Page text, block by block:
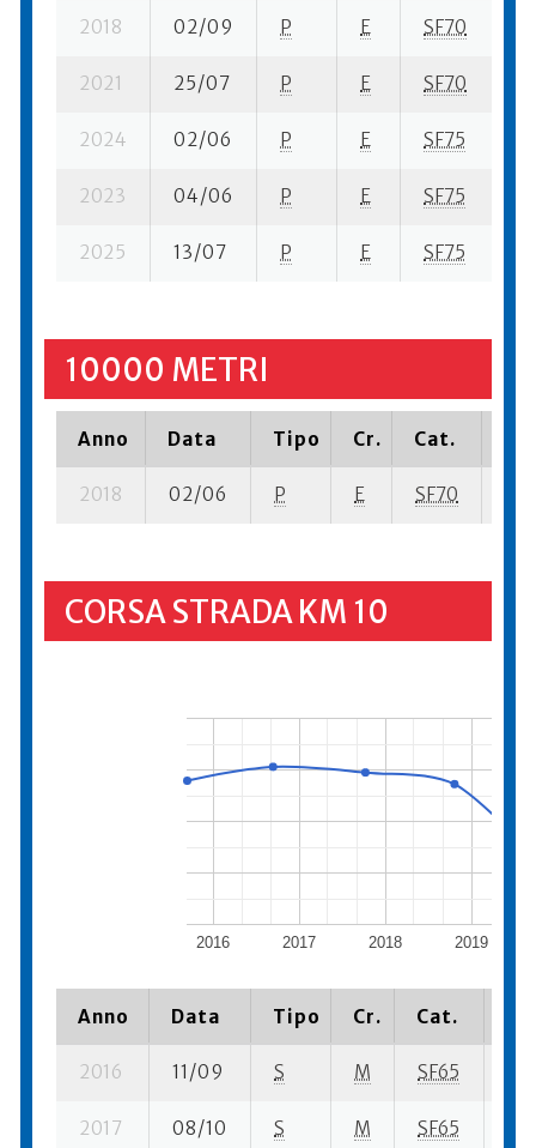
2018 02/09 P E SF70
2021 25/07 P E SF70
2024 02/06 P E SF75
2023 04/06 P E SF75
2025 13/07 P E SF75
10000 METRI
Anno Data Tipo Cr. Cat.
2018 02/06 P E SF70
CORSA STRADA KM 10
2016 2017 2018 2019
Anno Data Tipo Cr. Cat.
2016 11/09 S M SF65
2017 08/10 S M SF65